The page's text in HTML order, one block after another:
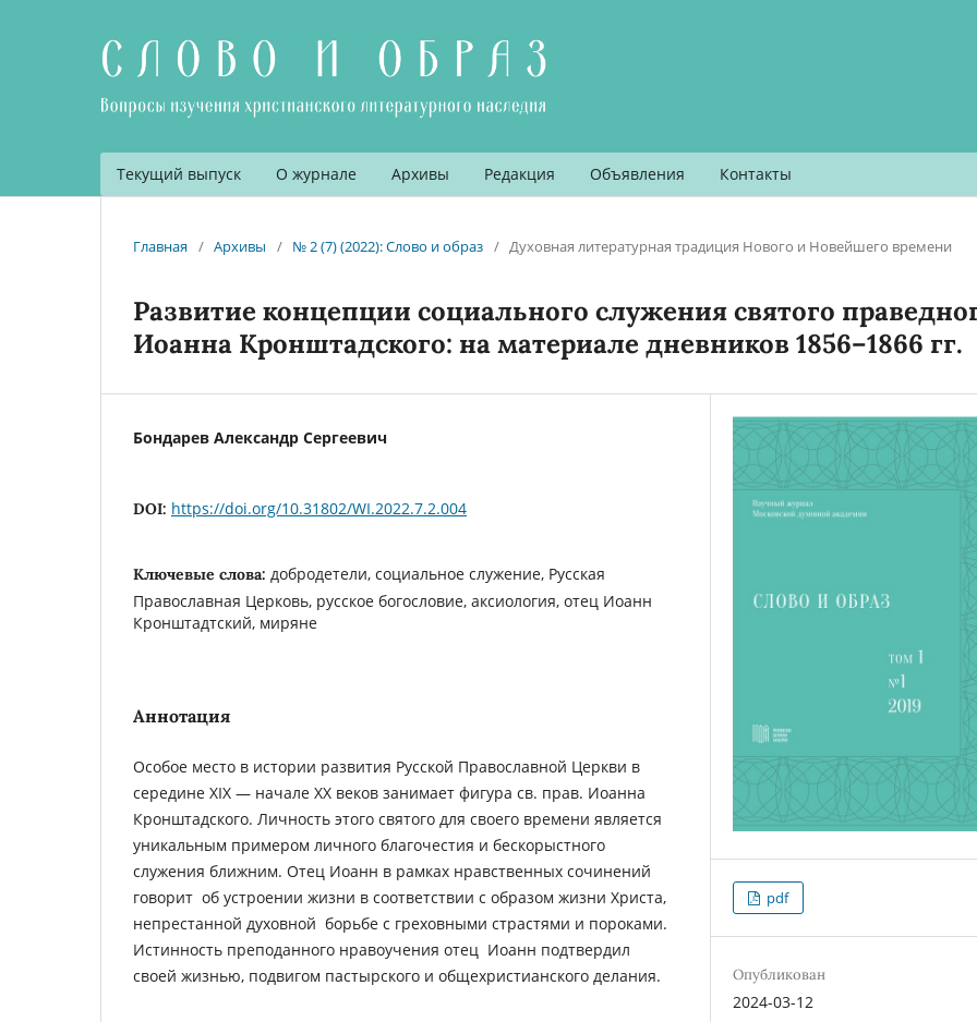
Текущий выпуск О журнале Архивы Редакция Объявления Контакты
Главная / Архивы / № 2 (7) (2022): Слово и образ / Духовная литературная традиция Нового и Новейшего времени
Развитие концепции социального служения святого
Иоанна Кронштадского: на материале дневников 1856–1866 гг.
Бондарев Александр Сергеевич
DOI: https://doi.org/10.31802/WI.2022.7.2.004
Ключевые слова: добродетели, социальное служение, Русская
Православная Церковь, русское богословие, аксиология, отец Иоанн
Кронштадтский, миряне
Аннотация
Особое место в истории развития Русской Православной Церкви в
середине XIX — начале XX веков занимает фигура св. прав. Иоанна
Кронштадского. Личность этого святого для своего времени является
уникальным примером личного благочестия и бескорыстного
служения ближним. Отец Иоанн в рамках нравственных сочинений
говорит об устроении жизни в соответствии с образом жизни Христа,
непрестанной духовной борьбе с греховными страстями и пороками.
Истинность преподанного нравоучения отец Иоанн подтвердил
своей жизнью, подвигом пастырского и общехристианского делания.
pdf
Опубликован
2024-03-12